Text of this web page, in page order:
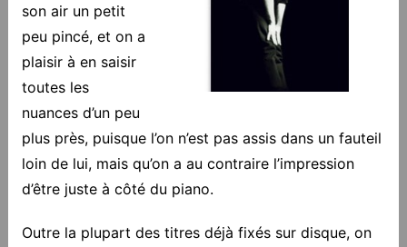
son air un petit
peu pincé, et on a
plaisir à en saisir
toutes les
nuances d’un peu
plus près, puisque l’on n’est pas assis dans un fauteil
loin de lui, mais qu’on a au contraire l’impression
d’être juste à côté du piano.
Outre la plupart des titres déjà fixés sur disque, on